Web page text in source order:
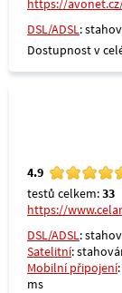
https://
DSL/ADSL:
Dostupnost v
4.9
testů celkem:33
https://
DSL/ADSL:
Satelitní:
Mobilní připojení
ms